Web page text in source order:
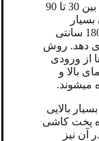
زمان پخت کاشی در کوره رولری یا نقاله ای بین 30 تا 90
کمتری است. این کوره با دهانه ای بین 90 تا 180 سانتی
دهد. روش
از ورودی
بالا و
میشوند.
ابعاد بسیار بالایی
پخت کاشی
نیز